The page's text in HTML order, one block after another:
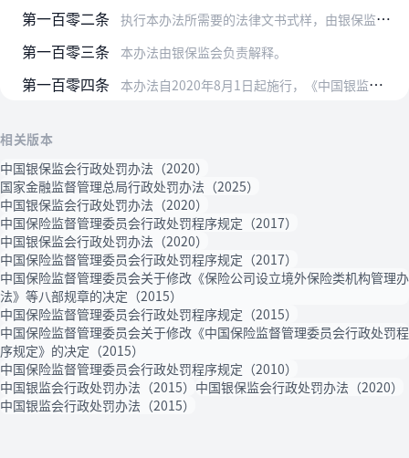
第一百零二条 执行本办法所需要的法律文书式样，由银保监会制定。银保监会没有制定式样，执法工作中需要的其他法律文书，银保监局可以制定式样。
第一百零三条 本办法由银保监会负责解释。
第一百零四条 本办法自2020年8月1日起施行，《中国银监会行政处罚办法》（中国银监会令2015年第8号）、《中国保险监督管理委员会行政处罚程序规定》（中国保监会令2017年…
相关版本
中国银保监会行政处罚办法（2020）
国家金融监督管理总局行政处罚办法（2025）
中国银保监会行政处罚办法（2020）
中国保险监督管理委员会行政处罚程序规定（2017）
中国银保监会行政处罚办法（2020）
中国保险监督管理委员会行政处罚程序规定（2017）
中国保险监督管理委员会关于修改《保险公司设立境外保险类机构管理办
法》等八部规章的决定（2015）
中国保险监督管理委员会行政处罚程序规定（2015）
中国保险监督管理委员会关于修改《中国保险监督管理委员会行政处罚程
序规定》的决定（2015）
中国保险监督管理委员会行政处罚程序规定（2010）
中国银监会行政处罚办法（2015） 中国银保监会行政处罚办法（2020）
中国银监会行政处罚办法（2015）